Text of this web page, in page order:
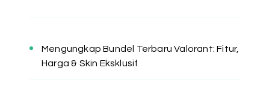
Mengungkap Bundel Terbaru Valorant: Fitur,
Harga & Skin Eksklusif